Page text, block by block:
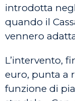
introdotta
quando il
vennero
L’intervento,
euro, punta a
funzione di